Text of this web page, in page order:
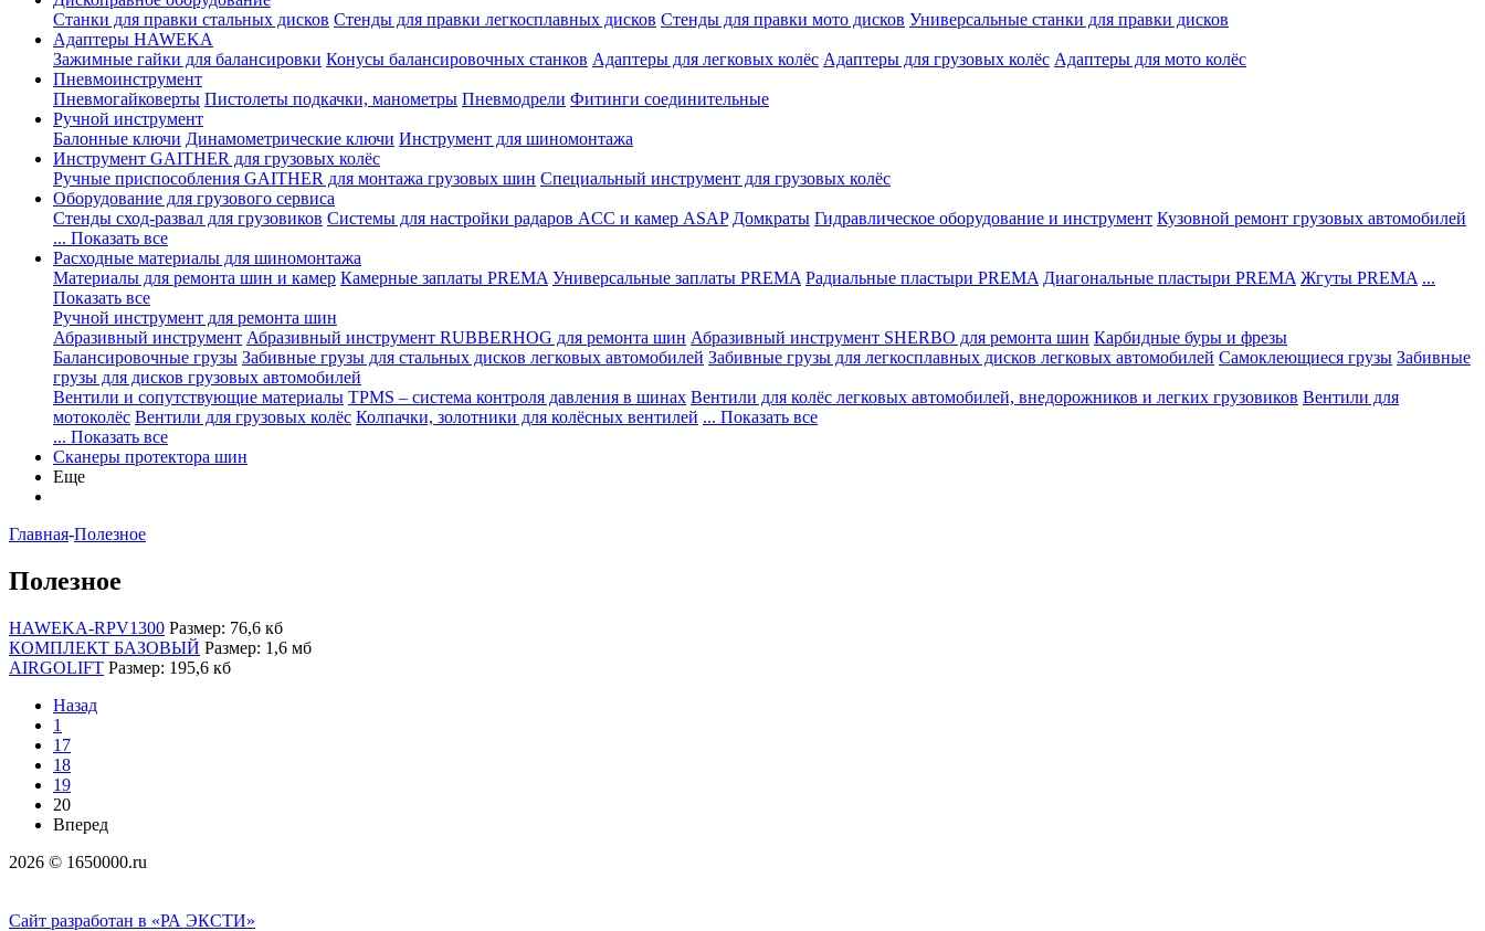
Станки для правки стальных дисков Стенды для правки легкосплавных дисков Стенды для правки мото дисков Универсальные станки для правки дисков
Адаптеры HAWEKA
Зажимные гайки для балансировки Конусы балансировочных станков Адаптеры для легковых колёс Адаптеры для грузовых колёс Адаптеры для мото колёс
Пневмоинструмент
Пневмогайковерты Пистолеты подкачки, манометры Пневмодрели Фитинги соединительные
Ручной инструмент
Балонные ключи Динамометрические ключи Инструмент для шиномонтажа
Инструмент GAITHER для грузовых колёс
Ручные приспособления GAITHER для монтажа грузовых шин Специальный инструмент для грузовых колёс
Оборудование для грузового сервиса
Стенды сход-развал для грузовиков Системы для настройки радаров ACC и камер ASAP Домкраты Гидравлическое оборудование и инструмент Кузовной ремонт грузовых автомобилей
... Показать все
Расходные материалы для шиномонтажа
Материалы для ремонта шин и камер Камерные заплаты PREMA Универсальные заплаты PREMA Радиальные пластыри PREMA Диагональные пластыри PREMA Жгуты PREMA ...
Показать все
Ручной инструмент для ремонта шин
Абразивный инструмент Абразивный инструмент RUBBERHOG для ремонта шин Абразивный инструмент SHERBO для ремонта шин Карбидные буры и фрезы
Балансировочные грузы Забивные грузы для стальных дисков легковых автомобилей Забивные грузы для легкосплавных дисков легковых автомобилей Самоклеющиеся грузы Забивные
грузы для дисков грузовых автомобилей
Вентили и сопутствующие материалы TPMS – система контроля давления в шинах Вентили для колёс легковых автомобилей, внедорожников и легких грузовиков Вентили для
мотоколёс Вентили для грузовых колёс Колпачки, золотники для колёсных вентилей ... Показать все
... Показать все
Сканеры протектора шин
Еще
Главная-Полезное
Полезное
HAWEKA-RPV1300 Размер: 76,6 кб
КОМПЛЕКТ БАЗОВЫЙ Размер: 1,6 мб
AIRGOLIFT Размер: 195,6 кб
Назад
1
17
18
19
20
Вперед
2026 © 1650000.ru
Сайт разработан в «РА ЭКСТИ»